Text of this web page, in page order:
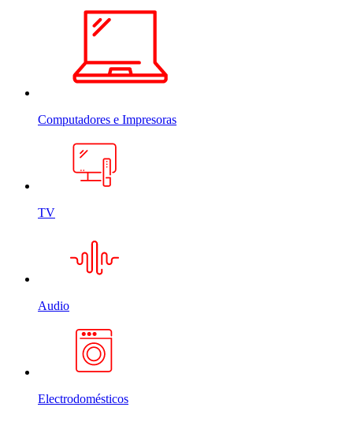
Computadores e Impresoras
TV
Audio
Electrodomésticos